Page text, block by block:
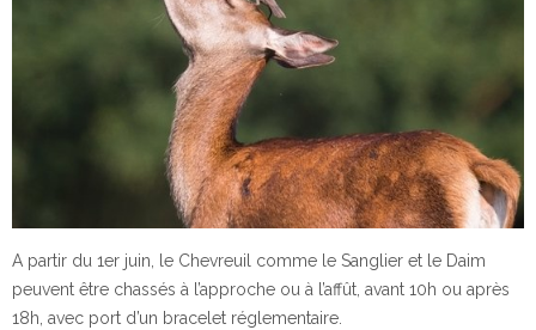
A partir du 1er juin, le Chevreuil comme le Sanglier et le Daim
peuvent être chassés à l’approche ou à l’affût, avant 10h ou après
18h, avec port d’un bracelet réglementaire.